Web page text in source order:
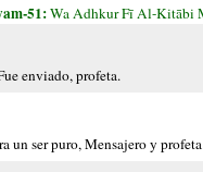
51:Wa Adhkur Fī Al-Kitābi
enviado, profeta.
un ser puro, Mensajero y